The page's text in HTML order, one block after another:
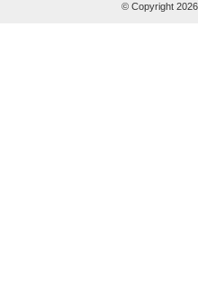
© Copyright